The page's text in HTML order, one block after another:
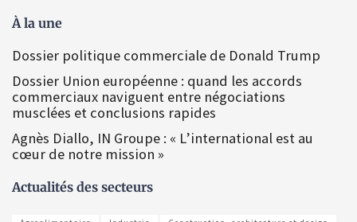
À la une
Dossier politique commerciale de Donald Trump
Dossier Union européenne : quand les accords
commerciaux naviguent entre négociations
musclées et conclusions rapides
Agnès Diallo, IN Groupe : « L’international est au
cœur de notre mission »
Actualités des secteurs